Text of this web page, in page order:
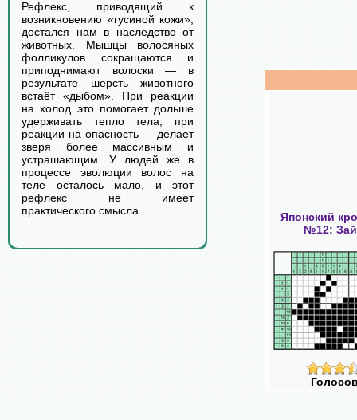
Рефлекс, приводящий к
возникновению «гусиной кожи»,
достался нам в наследство от
животных. Мышцы волосяных
фолликулов сокращаются и
приподнимают волоски — в
результате шерсть животного
встаёт «дыбом». При реакции
на холод это помогает дольше
удерживать тепло тела, при
реакции на опасность — делает
зверя более массивным и
устрашающим. У людей же в
процессе эволюции волос на
теле осталось мало, и этот
рефлекс не имеет
практического смысла.
Японский
№12: